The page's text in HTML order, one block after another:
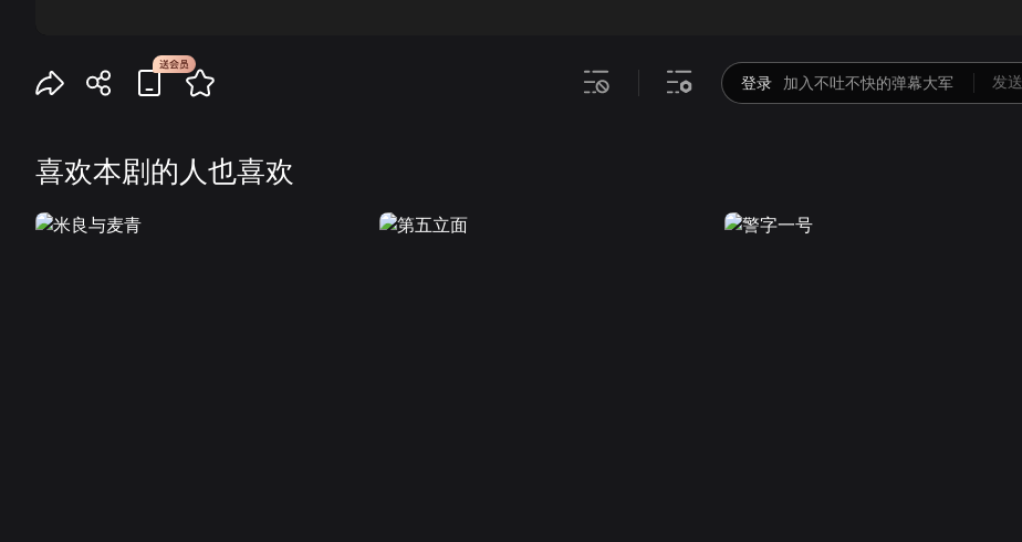
登录 加入不吐不快的弹幕大军 发送
喜欢本剧的人也喜欢